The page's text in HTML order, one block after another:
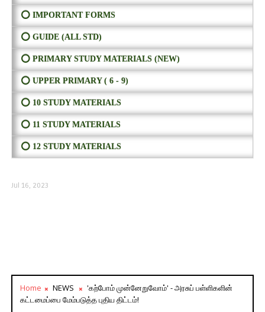
⭕ IMPORTANT FORMS
⭕ GUIDE (ALL STD)
⭕ PRIMARY STUDY MATERIALS (NEW)
⭕ UPPER PRIMARY ( 6 - 9)
⭕ 10 STUDY MATERIALS
⭕ 11 STUDY MATERIALS
⭕ 12 STUDY MATERIALS
Jul 16, 2023
Home NEWS
'கற்போம் முன்னேறுவோம்' - அரசுப் பள்ளிகளின்
கட்டமைப்பை மேம்படுத்த புதிய திட்டம்!